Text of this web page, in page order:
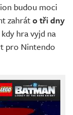
budou moci
zahráto tři dny
hra vyjd na
pro Nintendo